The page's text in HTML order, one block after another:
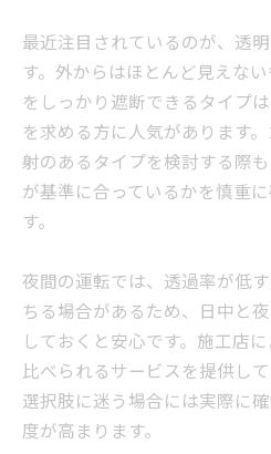
最近注目されているのが、透
す。外からはほとんど見えな
をしっかり遮断できるタイプ
を求める方に人気があります
射のあるタイプを検討する際
が基準に合っているかを慎重
す。
夜間の運転では、透過率が低
ちる場合があるため、日中と
しておくと安心です。施工店
比べられるサービスを提供し
選択肢に迷う場合には実際に
度が高まります。